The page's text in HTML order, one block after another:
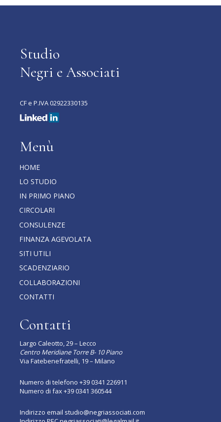
Studio
Negri e Associati
CF e P.IVA 02922330135
Menù
HOME
LO STUDIO
IN PRIMO PIANO
CIRCOLARI
CONSULENZE
FINANZA AGEVOLATA
SITI UTILI
SCADENZIARIO
COLLABORAZIONI
CONTATTI
Contatti
Largo Caleotto, 29 – Lecco
Centro Meridiane Torre B- 10 Piano
Via Fatebenefratelli, 19 – Milano
Numero di telefono +39 0341 226911
Numero di fax +39 0341 360544
Indirizzo email studio@negriassociati.com